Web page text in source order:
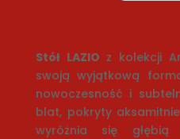
Stół LAZIO z kolekcji
swoją wyjątkową
nowoczesność i
blat, pokryty
wyróżnia się